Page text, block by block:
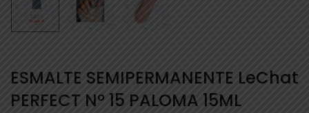
ESMALTE SEMIPERMANENTE LeChat
PERFECT Nº 15 PALOMA 15ML